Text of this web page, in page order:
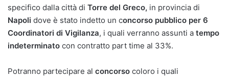
specifico dalla città di Torre del Greco, in provincia di
Napoli dove è stato indetto un concorso pubblico per 6
Coordinatori di Vigilanza, i quali verranno assunti a tempo
indeterminato con contratto part time al 33%.
Potranno partecipare al concorso coloro i quali